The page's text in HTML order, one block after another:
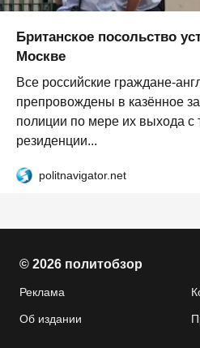
Британское посольство
Москве
Все российские граждане-
препровождены в казённое
полиции по мере их выхода с
резиденции...
politnavigator.net
© 2026 политобзор
Реклама
Об издании